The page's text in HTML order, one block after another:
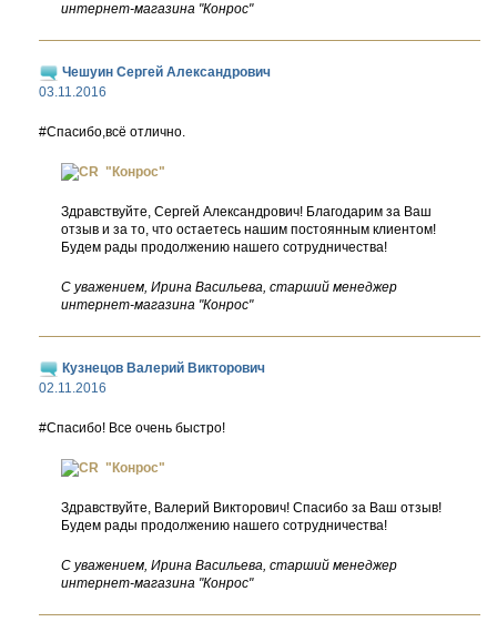
интернет-магазина "Конрос"
Чешуин Сергей Александрович
03.11.2016
#Спасибо,всё отлично.
"Конрос"
Здравствуйте, Сергей Александрович! Благодарим за Ваш
отзыв и за то, что остаетесь нашим постоянным клиентом!
Будем рады продолжению нашего сотрудничества!
С уважением, Ирина Васильева, старший менеджер
интернет-магазина "Конрос"
Кузнецов Валерий Викторович
02.11.2016
#Спасибо! Все очень быстро!
"Конрос"
Здравствуйте, Валерий Викторович! Спасибо за Ваш отзыв!
Будем рады продолжению нашего сотрудничества!
С уважением, Ирина Васильева, старший менеджер
интернет-магазина "Конрос"